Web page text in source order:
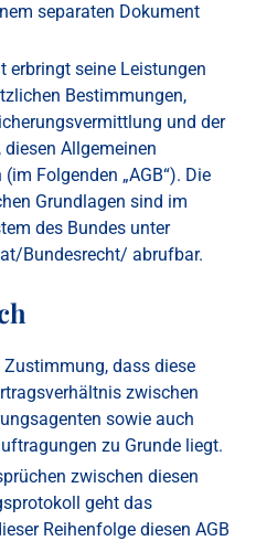
separaten Dokument
erbringt seine Leistungen
Bestimmungen,
und der
Allgemeinen
Folgenden „AGB“). Die
Grundlagen sind im
des Bundes unter
Bundesrecht/ abrufbar.
Zustimmung, dass diese
zwischen
sowie auch
zu Grunde liegt.
zwischen diesen
geht das
Reihenfolge diesen AGB